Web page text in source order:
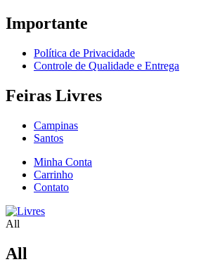
Importante
Política de Privacidade
Controle de Qualidade e Entrega
Feiras Livres
Campinas
Santos
Minha Conta
Carrinho
Contato
All
All